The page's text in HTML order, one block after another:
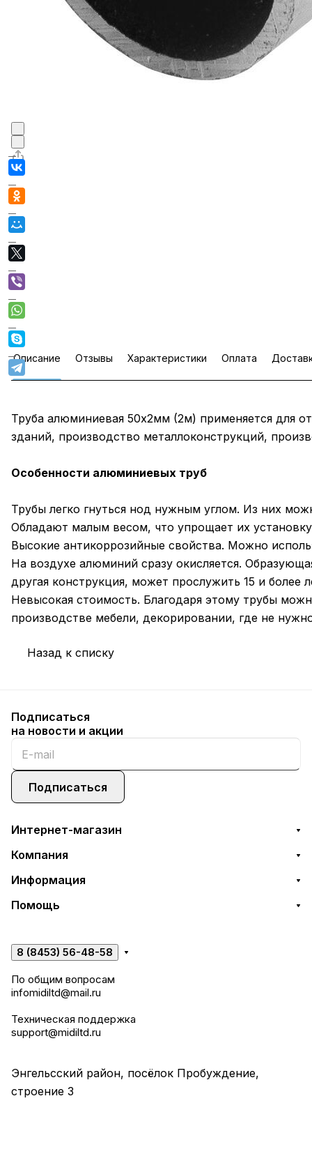
Описание Отзывы Характеристики Оплата
Труба алюминиевая 50х2мм (2м) применяется для
зданий, производство металлоконструкций,
Особенности алюминиевых труб
Трубы легко гнуться нод нужным углом. Из них
Обладают малым весом, что упрощает их
Высокие антикоррозийные свойства. Можно
На воздухе алюминий сразу окисляется.
другая конструкция, может прослужить 15 и более
Невысокая стоимость. Благодаря этому трубы
производстве мебели, декорировании, где не
Назад к списку
Подписаться
на новости и акции
Подписаться
Интернет-магазин
Компания
Информация
Помощь
8 (8453) 56-48-58
По общим вопросам
infomidiltd@mail.ru
Техническая поддержка
support@midiltd.ru
Энгельсский район, посёлок Пробуждение,
строение 3